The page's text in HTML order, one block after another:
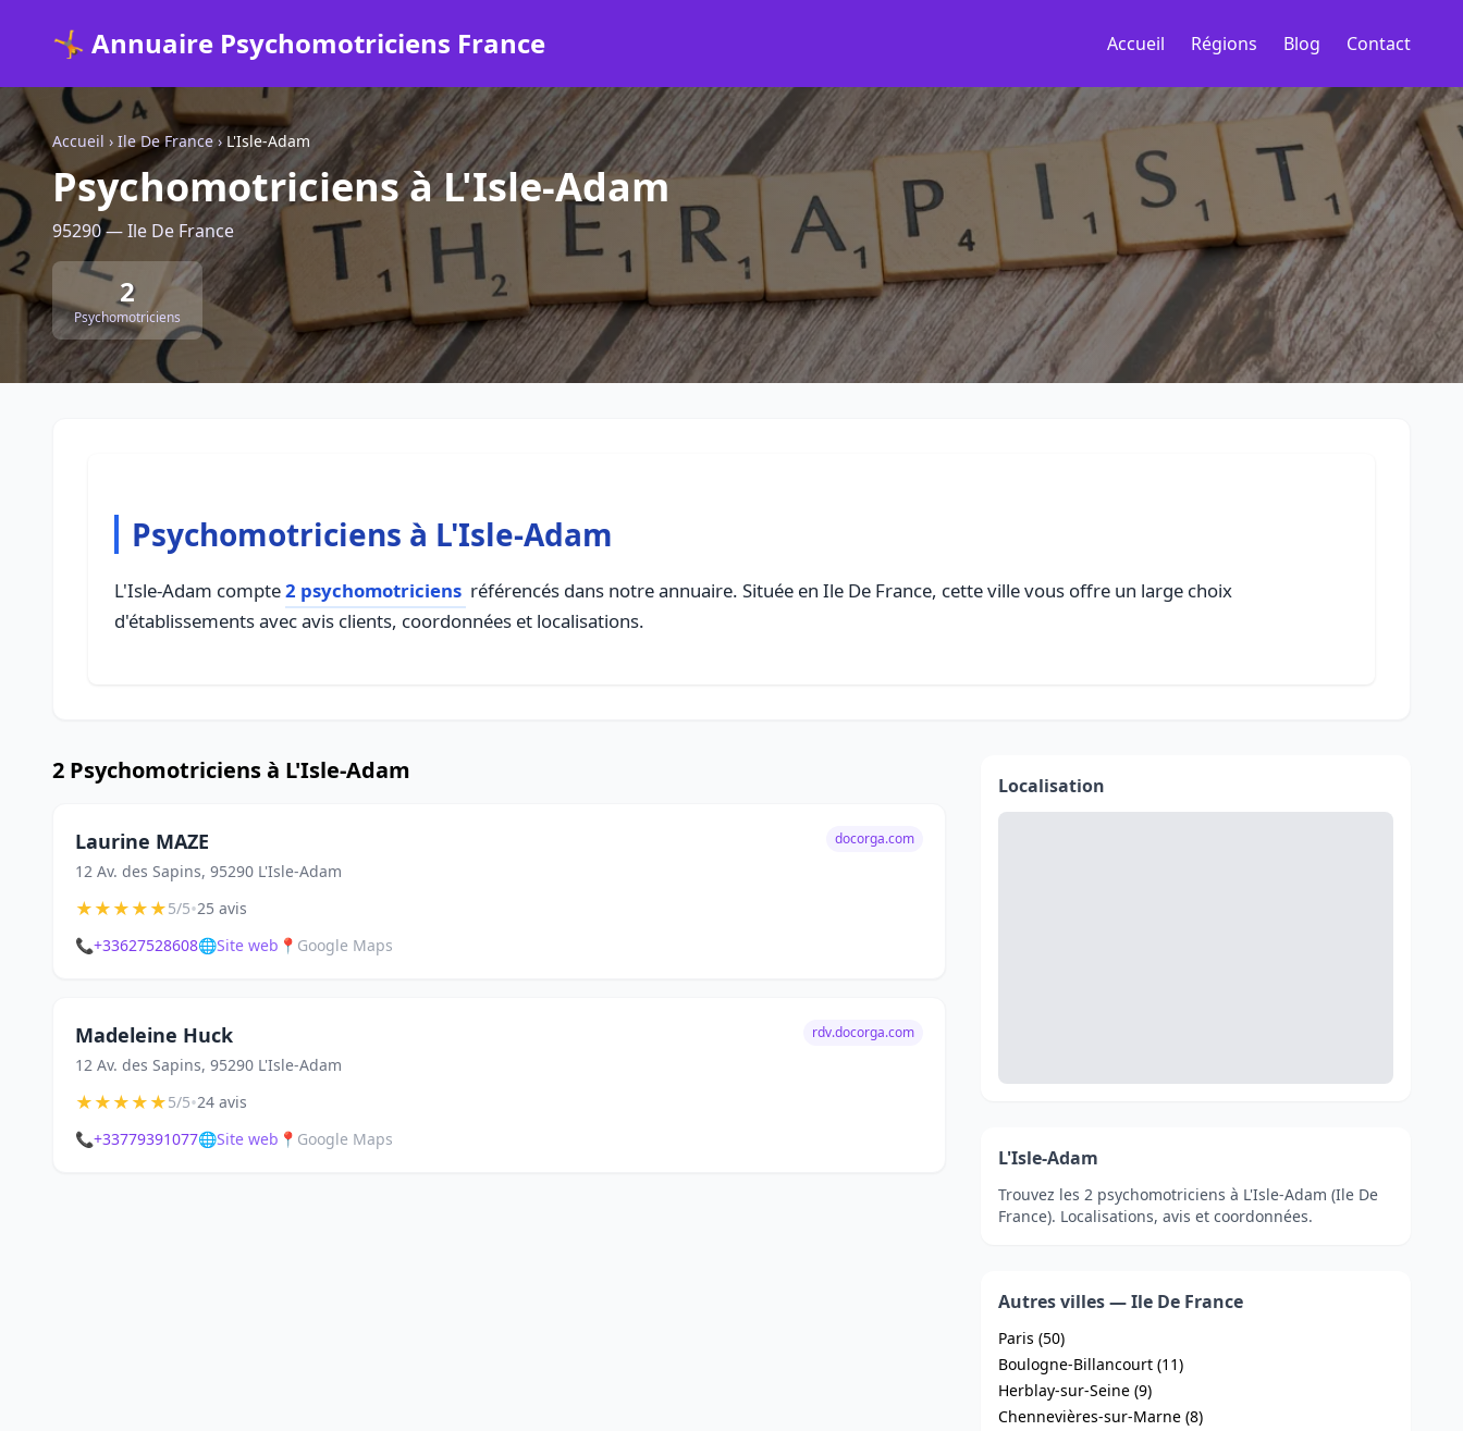
🤸 Annuaire Psychomotriciens France Accueil Régions Blog Contact
Accueil › Ile De France› L'Isle-Adam
Psychomotriciens à L'Isle-Adam
95290 — Ile De France
2
Psychomotriciens
Psychomotriciens à L'Isle-Adam
L'Isle-Adam compte2 psychomotriciens référencés dans notre annuaire. Située en Ile De France, cette ville vous offre un large choix
d'établissements avec avis clients, coordonnées et localisations.
2 Psychomotriciens à L'Isle-Adam
Laurine MAZE
12 Av. des Sapins, 95290 L'Isle-Adam
docorga.com
★★★★★5/5•25 avis
📞+33627528608🌐Site web 📍 Google Maps
Madeleine Huck
12 Av. des Sapins, 95290 L'Isle-Adam
rdv.docorga.com
★★★★★5/5•24 avis
📞+33779391077🌐Site web 📍 Google Maps
Localisation
L'Isle-Adam
Trouvez les 2 psychomotriciens à L'Isle-Adam (Ile De
France). Localisations, avis et coordonnées.
Autres villes — Ile De France
Paris (50)
Boulogne-Billancourt (11)
Herblay-sur-Seine (9)
Chennevières-sur-Marne (8)